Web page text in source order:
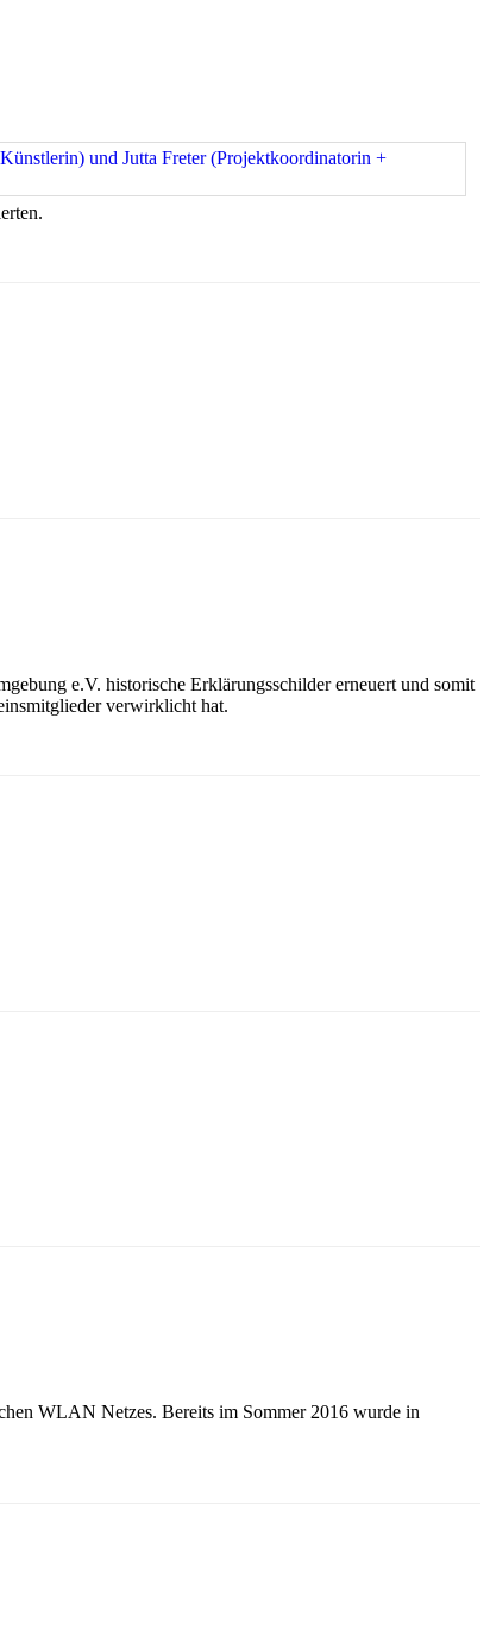
e.V. historische Erklärungsschilder erneuert und somit
verwirklicht hat.
WLAN Netzes. Bereits im Sommer 2016 wurde in